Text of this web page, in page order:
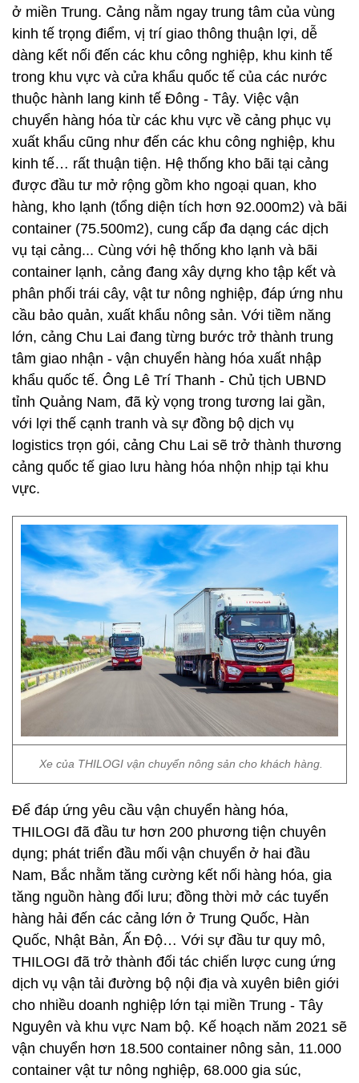
ở miền Trung. Cảng nằm ngay trung tâm của vùng
kinh tế trọng điểm, vị trí giao thông thuận lợi, dễ
dàng kết nối đến các khu công nghiệp, khu kinh tế
trong khu vực và cửa khẩu quốc tế của các nước
thuộc hành lang kinh tế Đông - Tây. Việc vận
chuyển hàng hóa từ các khu vực về cảng phục vụ
xuất khẩu cũng như đến các khu công nghiệp, khu
kinh tế… rất thuận tiện. Hệ thống kho bãi tại cảng
được đầu tư mở rộng gồm kho ngoại quan, kho
hàng, kho lạnh (tổng diện tích hơn 92.000m2) và bãi
container (75.500m2), cung cấp đa dạng các dịch
vụ tại cảng... Cùng với hệ thống kho lạnh và bãi
container lạnh, cảng đang xây dựng kho tập kết và
phân phối trái cây, vật tư nông nghiệp, đáp ứng nhu
cầu bảo quản, xuất khẩu nông sản. Với tiềm năng
lớn, cảng Chu Lai đang từng bước trở thành trung
tâm giao nhận - vận chuyển hàng hóa xuất nhập
khẩu quốc tế. Ông Lê Trí Thanh - Chủ tịch UBND
tỉnh Quảng Nam, đã kỳ vọng trong tương lai gần,
với lợi thế cạnh tranh và sự đồng bộ dịch vụ
logistics trọn gói, cảng Chu Lai sẽ trở thành thương
cảng quốc tế giao lưu hàng hóa nhộn nhịp tại khu
vực.
Xe của THILOGI vận chuyển nông sản cho khách hàng.
Để đáp ứng yêu cầu vận chuyển hàng hóa,
THILOGI đã đầu tư hơn 200 phương tiện chuyên
dụng; phát triển đầu mối vận chuyển ở hai đầu
Nam, Bắc nhằm tăng cường kết nối hàng hóa, gia
tăng nguồn hàng đối lưu; đồng thời mở các tuyến
hàng hải đến các cảng lớn ở Trung Quốc, Hàn
Quốc, Nhật Bản, Ấn Độ… Với sự đầu tư quy mô,
THILOGI đã trở thành đối tác chiến lược cung ứng
dịch vụ vận tải đường bộ nội địa và xuyên biên giới
cho nhiều doanh nghiệp lớn tại miền Trung - Tây
Nguyên và khu vực Nam bộ. Kế hoạch năm 2021 sẽ
vận chuyển hơn 18.500 container nông sản, 11.000
container vật tư nông nghiệp, 68.000 gia súc,